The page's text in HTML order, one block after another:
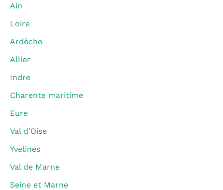
Ain
Loire
Ardèche
Allier
Indre
Charente maritime
Eure
Val d'Oise
Yvelines
Val de Marne
Seine et Marne